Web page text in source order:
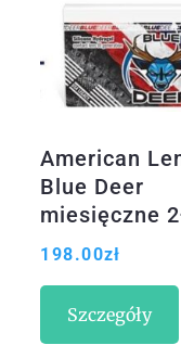
American
Blue Deer
miesięczne
198.00zł
Szczegóły